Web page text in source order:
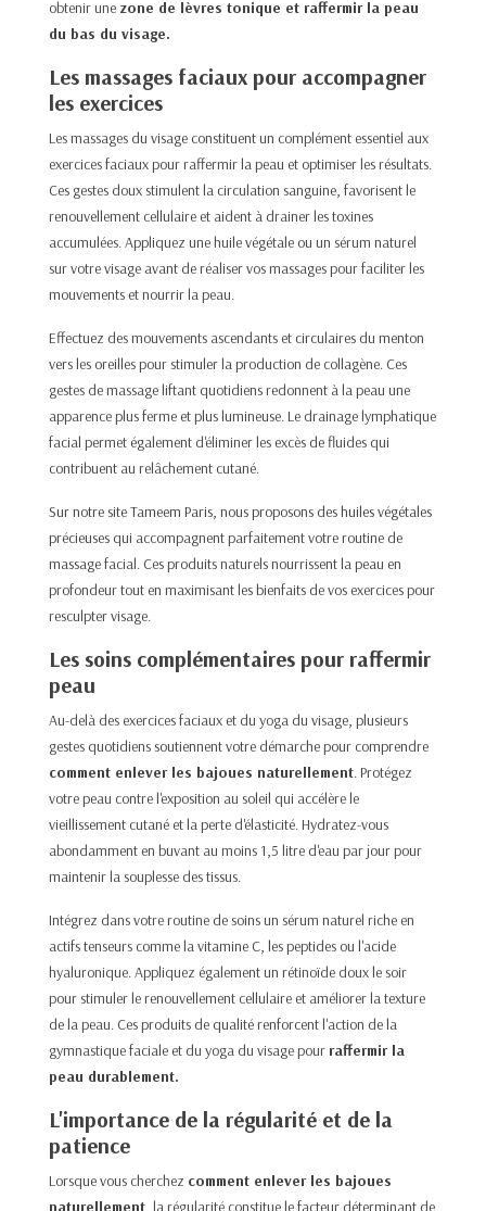
obtenir une zone de lèvres tonique et raffermir la peau
du bas du visage.​
Les massages faciaux pour accompagner
les exercices
Les massages du visage constituent un complément essentiel aux
exercices faciaux pour raffermir la peau et optimiser les résultats.
Ces gestes doux stimulent la circulation sanguine, favorisent le
renouvellement cellulaire et aident à drainer les toxines
accumulées. Appliquez une huile végétale ou un sérum naturel
sur votre visage avant de réaliser vos massages pour faciliter les
mouvements et nourrir la peau.​
Effectuez des mouvements ascendants et circulaires du menton
vers les oreilles pour stimuler la production de collagène. Ces
gestes de massage liftant quotidiens redonnent à la peau une
apparence plus ferme et plus lumineuse. Le drainage lymphatique
facial permet également d'éliminer les excès de fluides qui
contribuent au relâchement cutané.​
Sur notre site Tameem Paris, nous proposons des huiles végétales
précieuses qui accompagnent parfaitement votre routine de
massage facial. Ces produits naturels nourrissent la peau en
profondeur tout en maximisant les bienfaits de vos exercices pour
resculpter visage.
Les soins complémentaires pour raffermir
peau
Au-delà des exercices faciaux et du yoga du visage, plusieurs
gestes quotidiens soutiennent votre démarche pour comprendre
comment enlever les bajoues naturellement. Protégez
votre peau contre l'exposition au soleil qui accélère le
vieillissement cutané et la perte d'élasticité. Hydratez-vous
abondamment en buvant au moins 1,5 litre d'eau par jour pour
maintenir la souplesse des tissus.​
Intégrez dans votre routine de soins un sérum naturel riche en
actifs tenseurs comme la vitamine C, les peptides ou l'acide
hyaluronique. Appliquez également un rétinoïde doux le soir
pour stimuler le renouvellement cellulaire et améliorer la texture
de la peau. Ces produits de qualité renforcent l'action de la
gymnastique faciale et du yoga du visage pour raffermir la
peau durablement.​
L'importance de la régularité et de la
patience
Lorsque vous cherchez comment enlever les bajoues